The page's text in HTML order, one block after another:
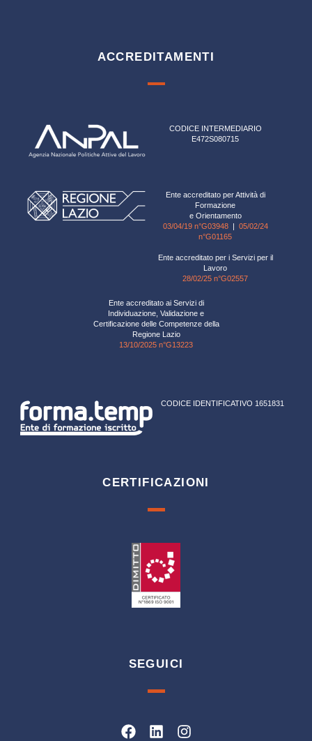
ACCREDITAMENTI
CODICE INTERMEDIARIO
E472S080715
Ente accreditato per Attività di
Formazione
e Orientamento
03/04/19 n°G03948| 05/02/24
n°G01165
Ente accreditato per i Servizi per il
Lavoro
28/02/25 n°G02557
Ente accreditato ai Servizi di
Individuazione, Validazione e
Certificazione delle Competenze della
Regione Lazio
13/10/2025 n°G13223
CODICE IDENTIFICATIVO 1651831
CERTIFICAZIONI
SEGUICI
Facebook
LinkedinInstagram
Youtube